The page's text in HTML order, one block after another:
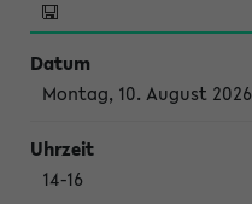
Montag, 10. August 2026
14-16